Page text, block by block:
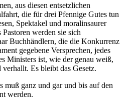
aus diesen entsetzlichen
die für drei Pfennige Gutes tun
Spektakel und moralinsaurer
werden sie sich
Buchhändlern, die die Konkurrenz
gegebene Versprechen, jedes
Ministers ist, wie der genau weiß,
Es bleibt das Gesetz.
muß ganz und gar und bis auf den
werden.